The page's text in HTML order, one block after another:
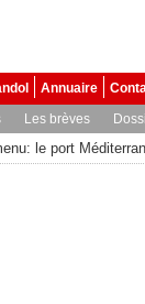
Annuaire
Les brèves
le port